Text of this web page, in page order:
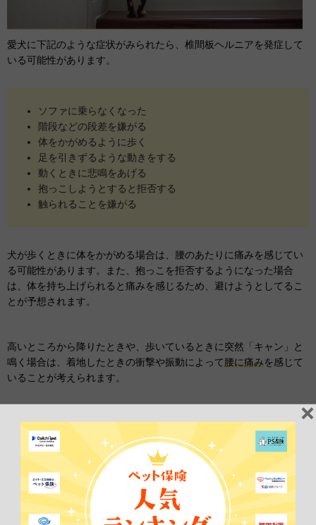
愛犬に下記のような症状がみられたら、椎間板ヘルニアを発症して
いる可能性があります。
ソファに乗らなくなった
階段などの段差を嫌がる
体をかがめるように歩く
足を引きずるような動きをする
動くときに悲鳴をあげる
抱っこしようとすると拒否する
触られることを嫌がる
犬が歩くときに体をかがめる場合は、腰のあたりに痛みを感じてい
る可能性があります。また、抱っこを拒否するようになった場合
は、体を持ち上げられると痛みを感じるため、避けようとしてるこ
とが予想されます。
高いところから降りたときや、歩いているときに突然「キャン」と
鳴く場合は、着地したときの衝撃や振動によって腰に痛みを感じて
いることが考えられます。
なお、足を引きずるような仕草をする場合は、足に麻痺が出ている
可能性があるため、早急に動物病院へ連れて行きましょう。
【犬の椎間板ヘルニア】グレードごと